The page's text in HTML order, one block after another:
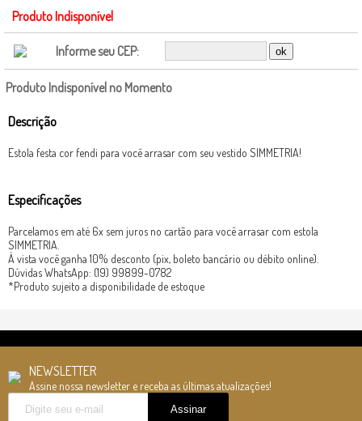
Produto Indisponível
Informe seu CEP:
Produto Indisponível no Momento
Descrição
Estola festa cor fendi para você arrasar com seu vestido SIMMETRIA!
Especificações
Parcelamos em até 6x sem juros no cartão para você arrasar com estola
SIMMETRIA.
À vista você ganha 10% desconto (pix, boleto bancário ou débito online).
Dúvidas WhatsApp: (19) 99899-0782
*Produto sujeito a disponibilidade de estoque
NEWSLETTER
Assine nossa newsletter e receba as últimas atualizações!